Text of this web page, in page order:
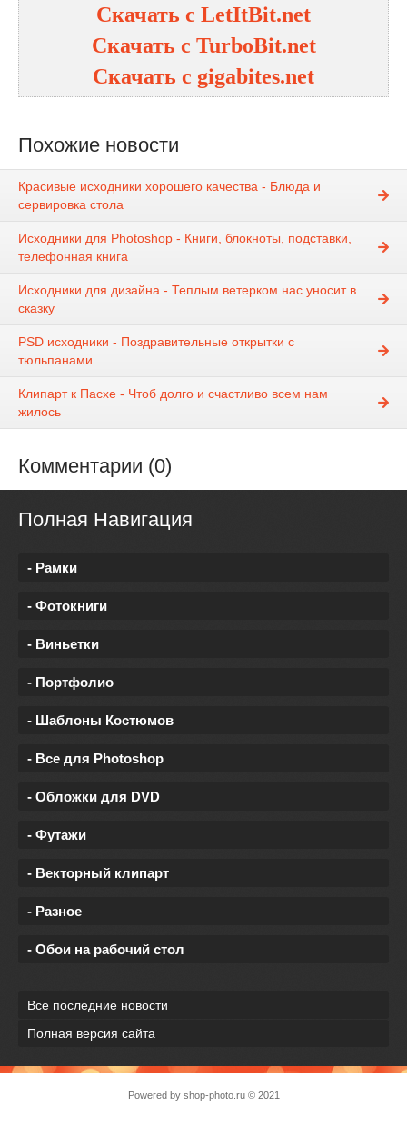
Скачать с LetItBit.net
Скачать с TurboBit.net
Скачать с gigabites.net
Похожие новости
Красивые исходники хорошего качества - Блюда и
сервировка стола
Исходники для Photoshop - Книги, блокноты, подставки,
телефонная книга
Исходники для дизайна - Теплым ветерком нас уносит в
сказку
PSD исходники - Поздравительные открытки с
тюльпанами
Клипарт к Пасхе - Чтоб долго и счастливо всем нам
жилось
Комментарии (0)
Полная Навигация
- Рамки
- Фотокниги
- Виньетки
- Портфолио
- Шаблоны Костюмов
- Все для Photoshop
- Обложки для DVD
- Футажи
- Векторный клипарт
- Разное
- Обои на рабочий стол
Все последние новости
Полная версия сайта
Powered by shop-photo.ru© 2021